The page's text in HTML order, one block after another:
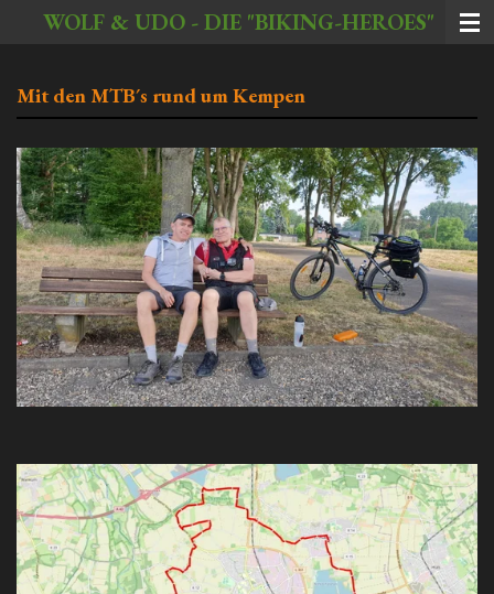
ZumWOLF & UDO - DIE "BIKING-HEROES"
Mit den MTB´s rund um Kempen